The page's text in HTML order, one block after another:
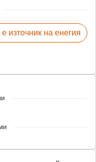
е източник на енегия